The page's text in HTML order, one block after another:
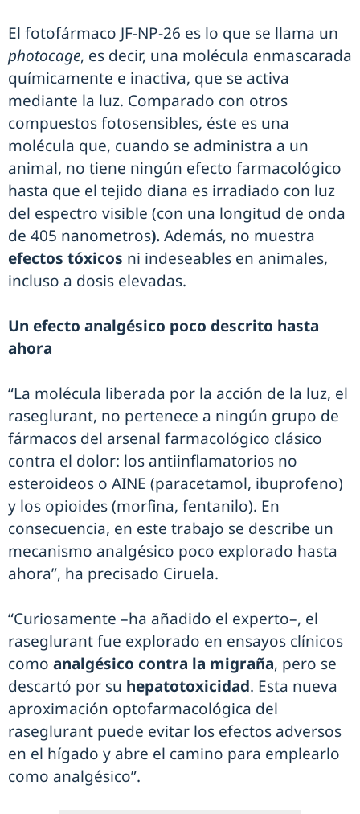
El fotofármaco JF-NP-26 es lo que se llama un
photocage, es decir, una molécula enmascarada
químicamente e inactiva, que se activa
mediante la luz. Comparado con otros
compuestos fotosensibles, éste es una
molécula que, cuando se administra a un
animal, no tiene ningún efecto farmacológico
hasta que el tejido diana es irradiado con luz
del espectro visible (con una longitud de onda
de 405 nanometros).Además, no muestra
efectos tóxicos ni indeseables en animales,
incluso a dosis elevadas.
Un efecto analgésico poco descrito hasta
ahora
“La molécula liberada por la acción de la luz, el
raseglurant, no pertenece a ningún grupo de
fármacos del arsenal farmacológico clásico
contra el dolor: los antiinflamatorios no
esteroideos o AINE (paracetamol, ibuprofeno)
y los opioides (morfina, fentanilo). En
consecuencia, en este trabajo se describe un
mecanismo analgésico poco explorado hasta
ahora”, ha precisado Ciruela.
“Curiosamente –ha añadido el experto–, el
raseglurant fue explorado en ensayos clínicos
como analgésico contra la migraña, pero se
descartó por su hepatotoxicidad. Esta nueva
aproximación optofarmacológica del
raseglurant puede evitar los efectos adversos
en el hígado y abre el camino para emplearlo
como analgésico”.